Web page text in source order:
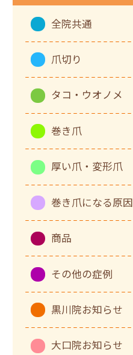
全院共通
爪切り
タコ・ウオノメ
巻き爪
厚い爪・変形爪
巻き爪になる原因
商品
その他の症例
黒川院お知らせ
大口院お知らせ